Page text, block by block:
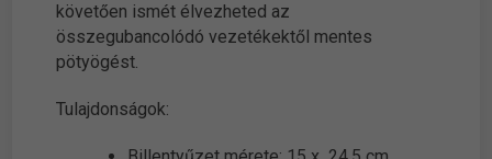
követően ismét élvezheted az
összegubancolódó vezetékektől mentes
pötyögést.
Tulajdonságok: